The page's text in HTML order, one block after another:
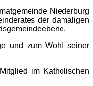
Niederburg
der damaligen
und zum Wohl seiner
im Katholischen